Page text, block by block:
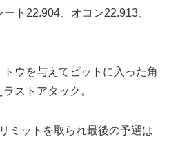
ト22.904、オコン22.913、
ウを与えてピットに入った角
ストアタック。
ミットを取られ最後の予選は